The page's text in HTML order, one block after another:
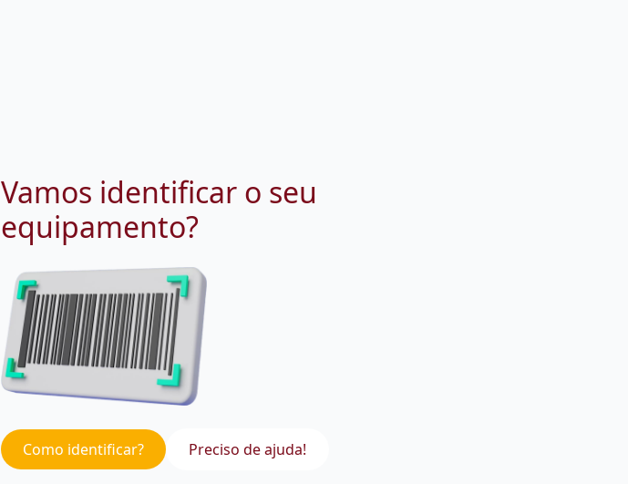
Vamos identificar o seu
equipamento?
Como identificar? Preciso de ajuda!